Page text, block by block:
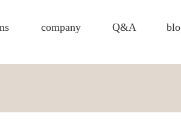
company Q&A